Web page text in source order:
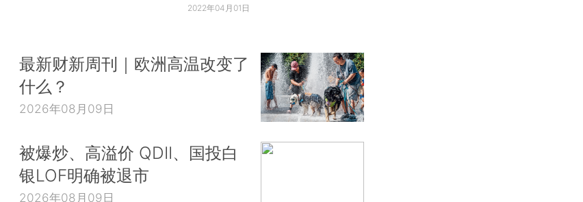
2022年04月01日
最新财新周刊｜欧洲高温改变了
什么？
2026年08月09日
被爆炒、高溢价 QDII、国投白
银LOF明确被退市
2026年08月09日